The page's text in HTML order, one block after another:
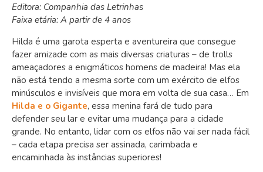
Editora: Companhia das Letrinhas
Faixa etária: A partir de 4 anos
Hilda é uma garota esperta e aventureira que consegue
fazer amizade com as mais diversas criaturas – de trolls
ameaçadores a enigmáticos homens de madeira! Mas ela
não está tendo a mesma sorte com um exército de elfos
minúsculos e invisíveis que mora em volta de sua casa… Em
Hilda e o Gigante, essa menina fará de tudo para
defender seu lar e evitar uma mudança para a cidade
grande. No entanto, lidar com os elfos não vai ser nada fácil
– cada etapa precisa ser assinada, carimbada e
encaminhada às instâncias superiores!